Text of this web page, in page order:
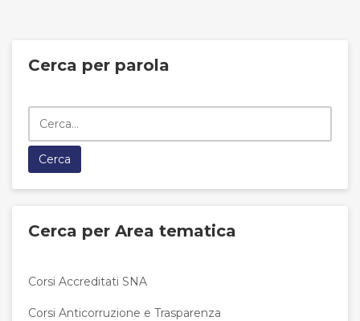
Cerca per parola
Cerca per Area tematica
Corsi Accreditati SNA
Corsi Anticorruzione e Trasparenza